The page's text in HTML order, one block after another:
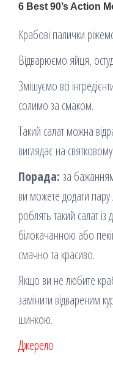
Крабові палички
Відварюємо яйця,
Змішуємо всі
солимо за смаком.
Такий салат можна
виглядає на
Порада: за
ви можете додати пару
роблять такий салат
білокачанною або
смачно та красиво.
Якщо ви не любите
замінити відвареним
шинкою.
Джерело